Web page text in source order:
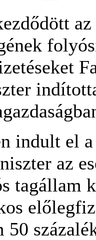
indult el
az
tagállam
50